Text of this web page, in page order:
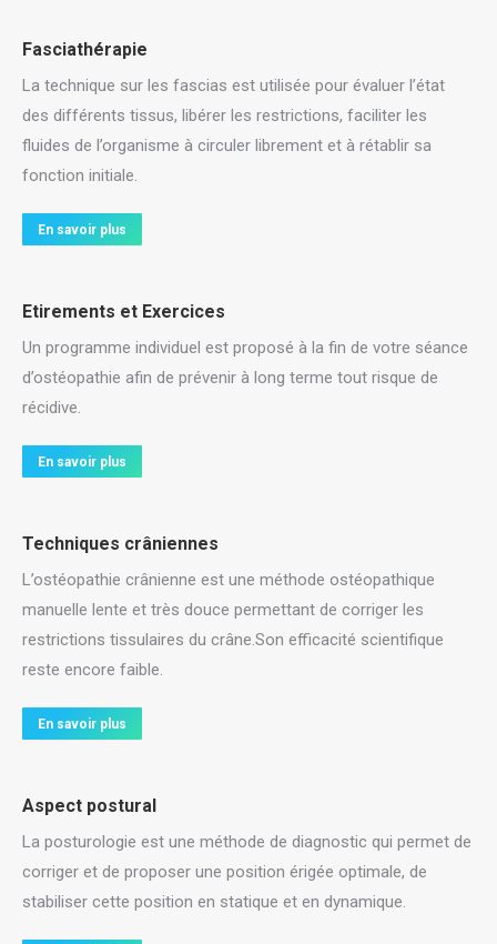
Fasciathérapie
La technique sur les fascias est utilisée pour évaluer l’état
des différents tissus, libérer les restrictions, faciliter les
fluides de l’organisme à circuler librement et à rétablir sa
fonction initiale.
En savoir plus
Etirements et Exercices
Un programme individuel est proposé à la fin de votre séance
d’ostéopathie afin de prévenir à long terme tout risque de
récidive.
En savoir plus
Techniques crâniennes
L’ostéopathie crânienne est une méthode ostéopathique
manuelle lente et très douce permettant de corriger les
restrictions tissulaires du crâne.Son efficacité scientifique
reste encore faible.
En savoir plus
Aspect postural
La posturologie est une méthode de diagnostic qui permet de
corriger et de proposer une position érigée optimale, de
stabiliser cette position en statique et en dynamique.